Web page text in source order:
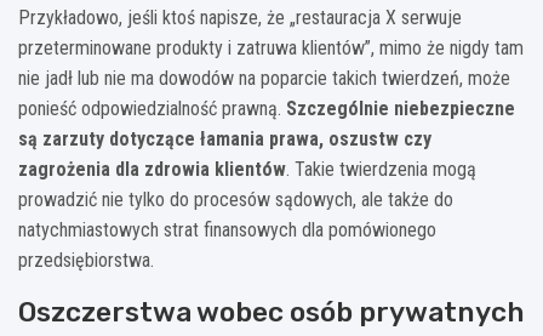
Przykładowo, jeśli ktoś napisze, że „restauracja X serwuje
przeterminowane produkty i zatruwa klientów”, mimo że nigdy tam
nie jadł lub nie ma dowodów na poparcie takich twierdzeń, może
ponieść odpowiedzialność prawną. Szczególnie niebezpieczne
są zarzuty dotyczące łamania prawa, oszustw czy
zagrożenia dla zdrowia klientów. Takie twierdzenia mogą
prowadzić nie tylko do procesów sądowych, ale także do
natychmiastowych strat finansowych dla pomówionego
przedsiębiorstwa.
Oszczerstwa wobec osób prywatnych